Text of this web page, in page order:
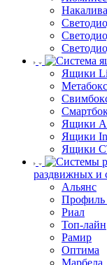
Ящики
Ящики
Ящики
Ящики
раздвижных и
Альянс
Профиль
Риал
Топ-лайн
Рамир
Оптима
Марбела